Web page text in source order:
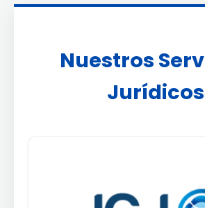
Nuestros
Jurídicos